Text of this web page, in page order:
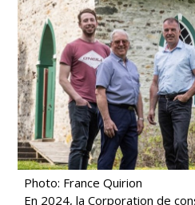
Photo: France Quirion
En 2024, la Corporation de